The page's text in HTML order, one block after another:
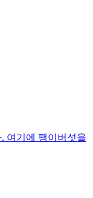
여기에 팽이버섯을